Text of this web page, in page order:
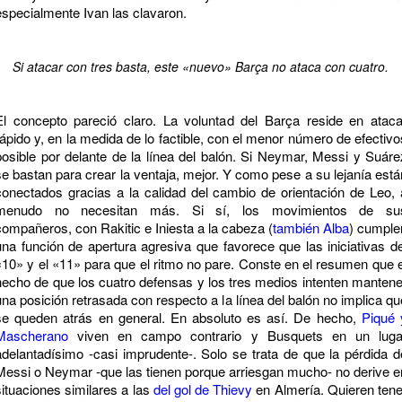
Ivan las clavaron.
Si atacar con tres basta, este «nuevo» Barça no ataca con cuatro.
concepto pareció claro. La voluntad del Barça reside en
y, en la medida de lo factible, con el menor número de
por delante de la línea del balón. Si Neymar, Messi y
bastan para crear la ventaja, mejor. Y como pese a su lejanía
gracias a la calidad del cambio de orientación de Leo,
no necesitan más. Si sí, los movimientos de
con Rakitic e Iniesta a la cabeza (también Alba)
función de apertura agresiva que favorece que las iniciativas
y el «11» para que el ritmo no pare. Conste en el resumen que
de que los cuatro defensas y los tres medios intenten
posición retrasada con respecto a la línea del balón no implica
queden atrás en general. En absoluto es así. De hecho, Piqué
viven en campo contrario y Busquets en un
-casi imprudente-. Solo se trata de que la pérdida
o Neymar -que las tienen porque arriesgan mucho- no derive
similares a las del gol de Thievy en Almería. Quieren